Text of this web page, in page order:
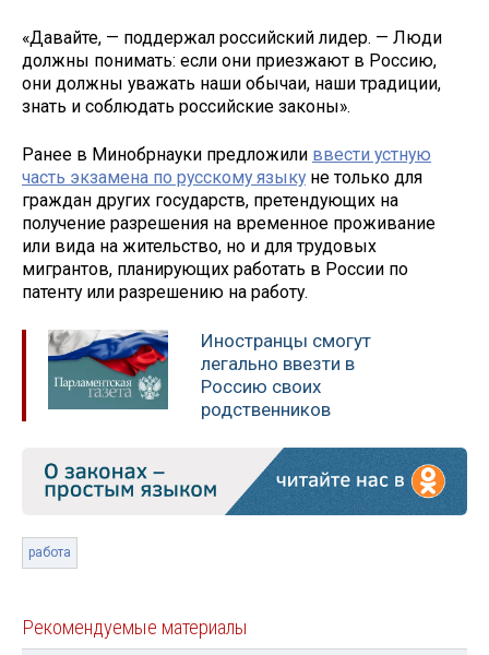
«Давайте, — поддержал российский лидер. — Люди
должны понимать: если они приезжают в Россию,
они должны уважать наши обычаи, наши традиции,
знать и соблюдать российские законы».
Ранее в Минобрнауки предложили ввести устную
часть экзамена по русскому языку не только для
граждан других государств, претендующих на
получение разрешения на временное проживание
или вида на жительство, но и для трудовых
мигрантов, планирующих работать в России по
патенту или разрешению на работу.
Иностранцы смогут
легально ввезти в
Россию своих
родственников
работа
Рекомендуемые материалы